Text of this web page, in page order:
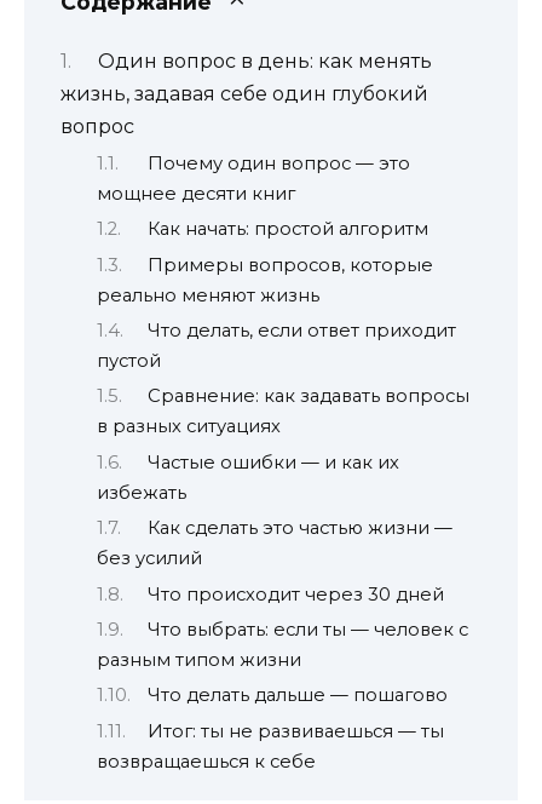
Один вопрос в день: как менять
жизнь, задавая себе один глубокий
вопрос
Почему один вопрос — это
мощнее десяти книг
Как начать: простой алгоритм
Примеры вопросов, которые
реально меняют жизнь
Что делать, если ответ приходит
пустой
Сравнение: как задавать вопросы
в разных ситуациях
Частые ошибки — и как их
избежать
Как сделать это частью жизни —
без усилий
Что происходит через 30 дней
Что выбрать: если ты — человек с
разным типом жизни
Что делать дальше — пошагово
Итог: ты не развиваешься — ты
возвращаешься к себе